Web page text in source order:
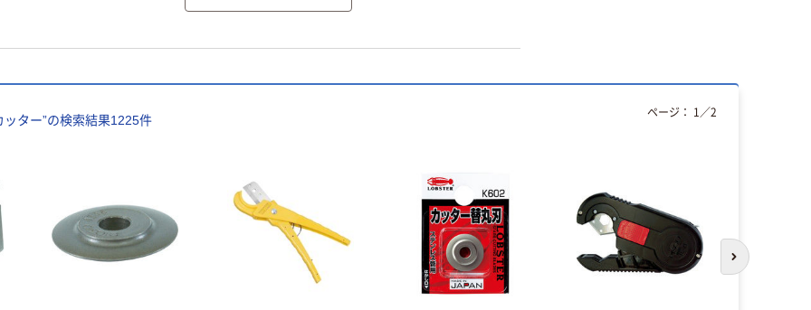
ッター”の検索結果1225件
ページ： 1 ／2
次のスライド